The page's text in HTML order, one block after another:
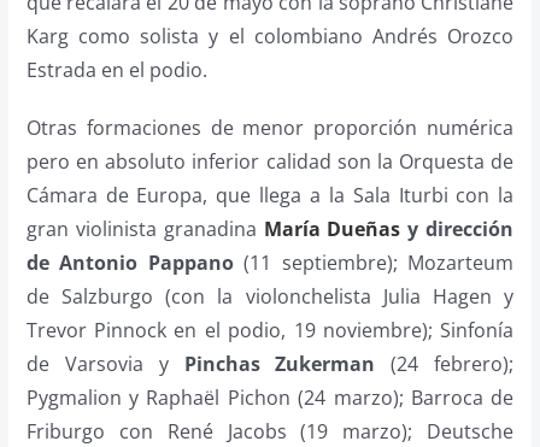
Karg como solista y el colombiano Andrés Orozco
Estrada en el podio.
Otras formaciones de menor proporción numérica
pero en absoluto inferior calidad son la Orquesta de
Cámara de Europa, que llega a la Sala Iturbi con la
gran violinista granadina María Dueñas y dirección
de Antonio Pappano(11 septiembre); Mozarteum
de Salzburgo (con la violonchelista Julia Hagen y
Trevor Pinnock en el podio, 19 noviembre); Sinfonía
de Varsovia y Pinchas Zukerman (24 febrero);
Pygmalion y Raphaël Pichon (24 marzo); Barroca de
Friburgo con René Jacobs (19 marzo);
Deutsche